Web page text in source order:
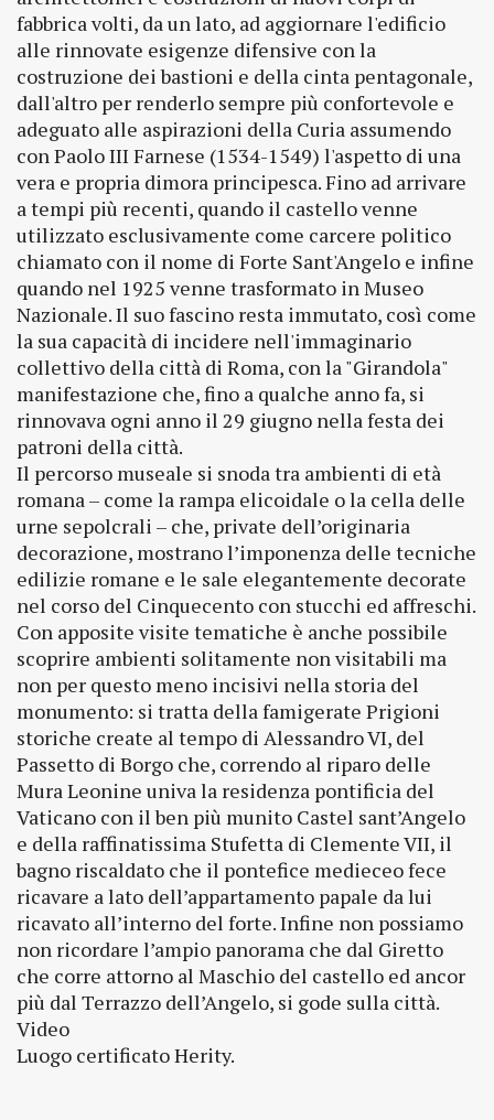
fabbrica volti, da un lato, ad aggiornare l'edificio
alle rinnovate esigenze difensive con la
costruzione dei bastioni e della cinta pentagonale,
dall'altro per renderlo sempre più confortevole e
adeguato alle aspirazioni della Curia assumendo
con Paolo III Farnese (1534-1549) l'aspetto di una
vera e propria dimora principesca. Fino ad arrivare
a tempi più recenti, quando il castello venne
utilizzato esclusivamente come carcere politico
chiamato con il nome di Forte Sant'Angelo e infine
quando nel 1925 venne trasformato in Museo
Nazionale. Il suo fascino resta immutato, così come
la sua capacità di incidere nell'immaginario
collettivo della città di Roma, con la "Girandola"
manifestazione che, fino a qualche anno fa, si
rinnovava ogni anno il 29 giugno nella festa dei
patroni della città.
Il percorso museale si snoda tra ambienti di età
romana – come la rampa elicoidale o la cella delle
urne sepolcrali – che, private dell’originaria
decorazione, mostrano l’imponenza delle tecniche
edilizie romane e le sale elegantemente decorate
nel corso del Cinquecento con stucchi ed affreschi.
Con apposite visite tematiche è anche possibile
scoprire ambienti solitamente non visitabili ma
non per questo meno incisivi nella storia del
monumento: si tratta della famigerate Prigioni
storiche create al tempo di Alessandro VI, del
Passetto di Borgo che, correndo al riparo delle
Mura Leonine univa la residenza pontificia del
Vaticano con il ben più munito Castel sant’Angelo
e della raffinatissima Stufetta di Clemente VII, il
bagno riscaldato che il pontefice medieceo fece
ricavare a lato dell’appartamento papale da lui
ricavato all’interno del forte. Infine non possiamo
non ricordare l’ampio panorama che dal Giretto
che corre attorno al Maschio del castello ed ancor
più dal Terrazzo dell’Angelo, si gode sulla città.
Video
Luogo certificato Herity.